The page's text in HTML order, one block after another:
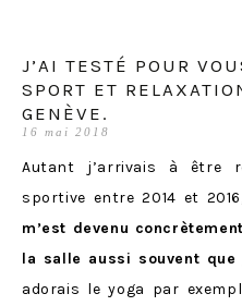
J’AI TESTÉ POUR
SPORT ET
GENÈVE.
16 mai 2018
Autant j’arrivais à être
sportive entre 2014 et
m’est devenu
la salle aussi souvent que
adorais le yoga par